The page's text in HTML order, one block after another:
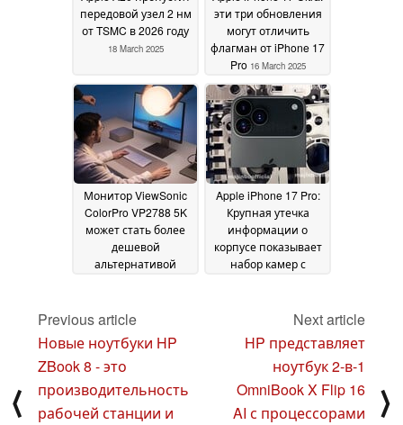
передовой узел 2 нм
от TSMC в 2026 году
18 March 2025
эти три обновления
могут отличить
флагман от iPhone 17
Pro 16 March 2025
Монитор ViewSonic
ColorPro VP2788 5K
может стать более
дешевой
альтернативой
Apple iPhone 17 Pro:
Крупная утечка
информации о
корпусе показывает
набор камер с
модулей LiDAR и
⟨
Previous article
Новые ноутбуки HP
ZBook 8 - это
производительность
рабочей станции и
Next article
HP представляет
ноутбук 2-в-1
OmniBook X Flip 16
AI с процессорами
⟩